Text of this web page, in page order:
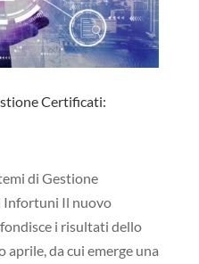
Certificati:
di Gestione
Infortuni Il nuovo
i risultati dello
da cui emerge una